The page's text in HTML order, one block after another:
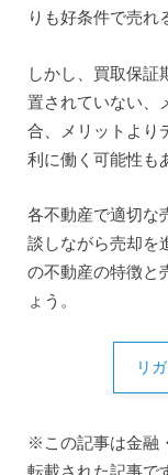
りも好条件で売れ
しかし、買取保証
置されていない、
合、メリットより
利に働く可能性も
各不動産で適切な
談しながら売却を
の不動産の特徴と
ょう。
リ
※この記事は金融
転載された記事で